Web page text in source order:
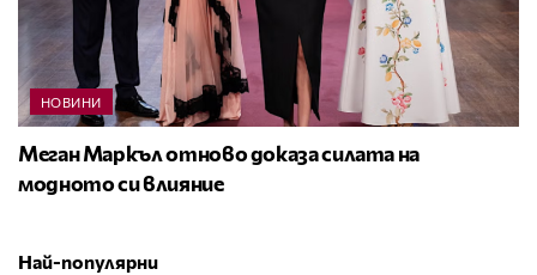
НОВИНИ
Меган Маркъл отново доказа силата на
модното си влияние
Най-популярни